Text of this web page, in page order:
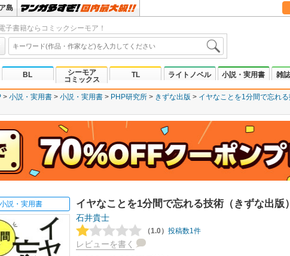
島
子書籍ならコミックシーモア！
BL
シーモア
コミックス
TL ライトノベル 小説・実用書 雑
小説・実用書 小説・実用書 PHP研究所 きずな出版 イヤなことを1分間で忘れる
小説・実用書 イヤなことを1分間で忘れる技術（きずな出版）
石井貴士
（1.0） 投稿数1件
レビューを書く